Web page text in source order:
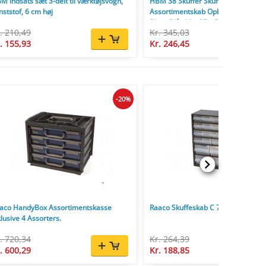
6 cm høj
210,49
155,93
Assortimentskab
Plast, Blå, 16 x 37 x 52 cm.
Kr. 345,03
Kr. 246,45
HandyBox Assortimentskasse
4 Assorters.
720,34
600,29
-20%
Raaco Skuffeskab C 7-24 med 24
Kr. 264,39
Kr. 188,85